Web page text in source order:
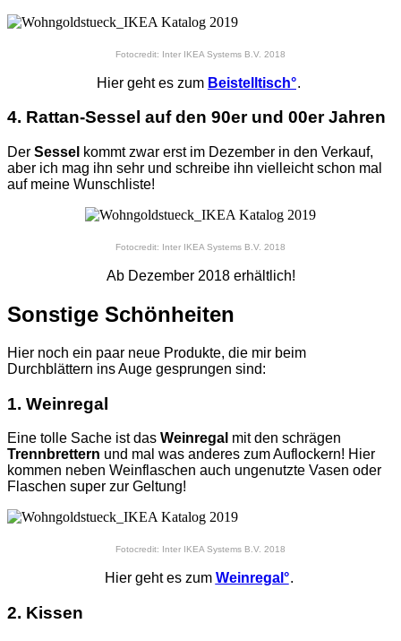
Fotocredit: Inter IKEA Systems B.V. 2018
Hier geht es zum Beistelltisch°.
4. Rattan-Sessel auf den 90er und 00er Jahren
Der Sessel kommt zwar erst im Dezember in den Verkauf,
aber ich mag ihn sehr und schreibe ihn vielleicht schon mal
auf meine Wunschliste!
Fotocredit: Inter IKEA Systems B.V. 2018
Ab Dezember 2018 erhältlich!
Sonstige Schönheiten
Hier noch ein paar neue Produkte, die mir beim
Durchblättern ins Auge gesprungen sind:
1. Weinregal
Eine tolle Sache ist das Weinregal mit den schrägen
Trennbrettern und mal was anderes zum Auflockern! Hier
kommen neben Weinflaschen auch ungenutzte Vasen oder
Flaschen super zur Geltung!
Fotocredit: Inter IKEA Systems B.V. 2018
Hier geht es zum Weinregal°.
2. Kissen